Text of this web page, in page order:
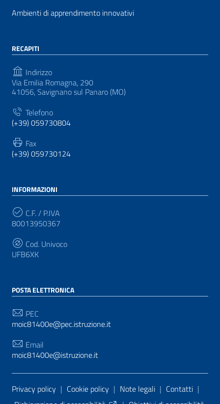
Ambienti di apprendimento innovativi
RECAPITI
Indirizzo
Via Emilia Romagna, 290
41056, Savignano sul Panaro (MO)
Telefono
(+39) 059730804
Fax
(+39) 059730124
INFORMAZIONI
C.F. / P.IVA
80013950367
Cod. Univoco
UFB6XK
POSTA ELETTRONICA
PEC
moic81400e@pec.istruzione.it
Email
moic81400e@istruzione.it
Sezione Link Utili
Privacy policy | Cookie policy | Note legali | Contatti |